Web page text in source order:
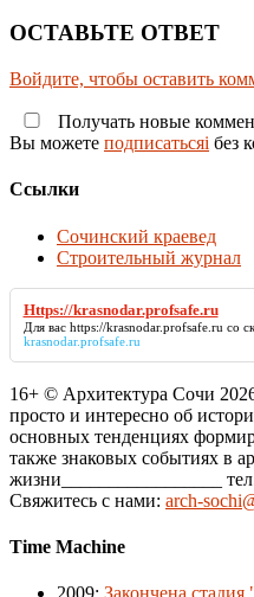
ОСТАВЬТЕ ОТВЕТ
Войдите, чтобы оставить
Получать новые
Вы можете подписатьсяi без
Ссылки
Сочинский краевед
Строительный журнал
Https://krasnodar.profsafe.ru
Для вас https://krasnodar.profsafe.ru со
krasnodar.profsafe.ru
16+ © Архитектура Сочи
просто и интересно об
основных тенденциях
также знаковых событиях в
жизни_________________
Свяжитесь с нами: arch-
Time Machine
2009: Закончена